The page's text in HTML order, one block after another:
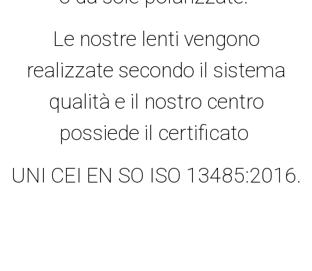
Le nostre lenti vengono
realizzate secondo il sistema
qualità e il nostro centro
possiede il certificato
UNI CEI EN SO ISO 13485:2016.